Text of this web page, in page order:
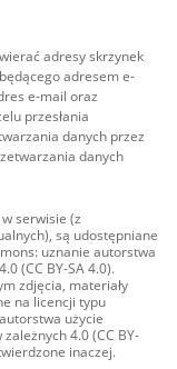
adresy skrzynek
adresem e-
e-mail oraz
przesłania
danych przez
danych
serwisie (z
są udostępniane
uznanie autorstwa
(CC BY-SA 4.0).
zdjęcia, materiały
na licencji typu
użycie
4.0 (CC BY-
inaczej.